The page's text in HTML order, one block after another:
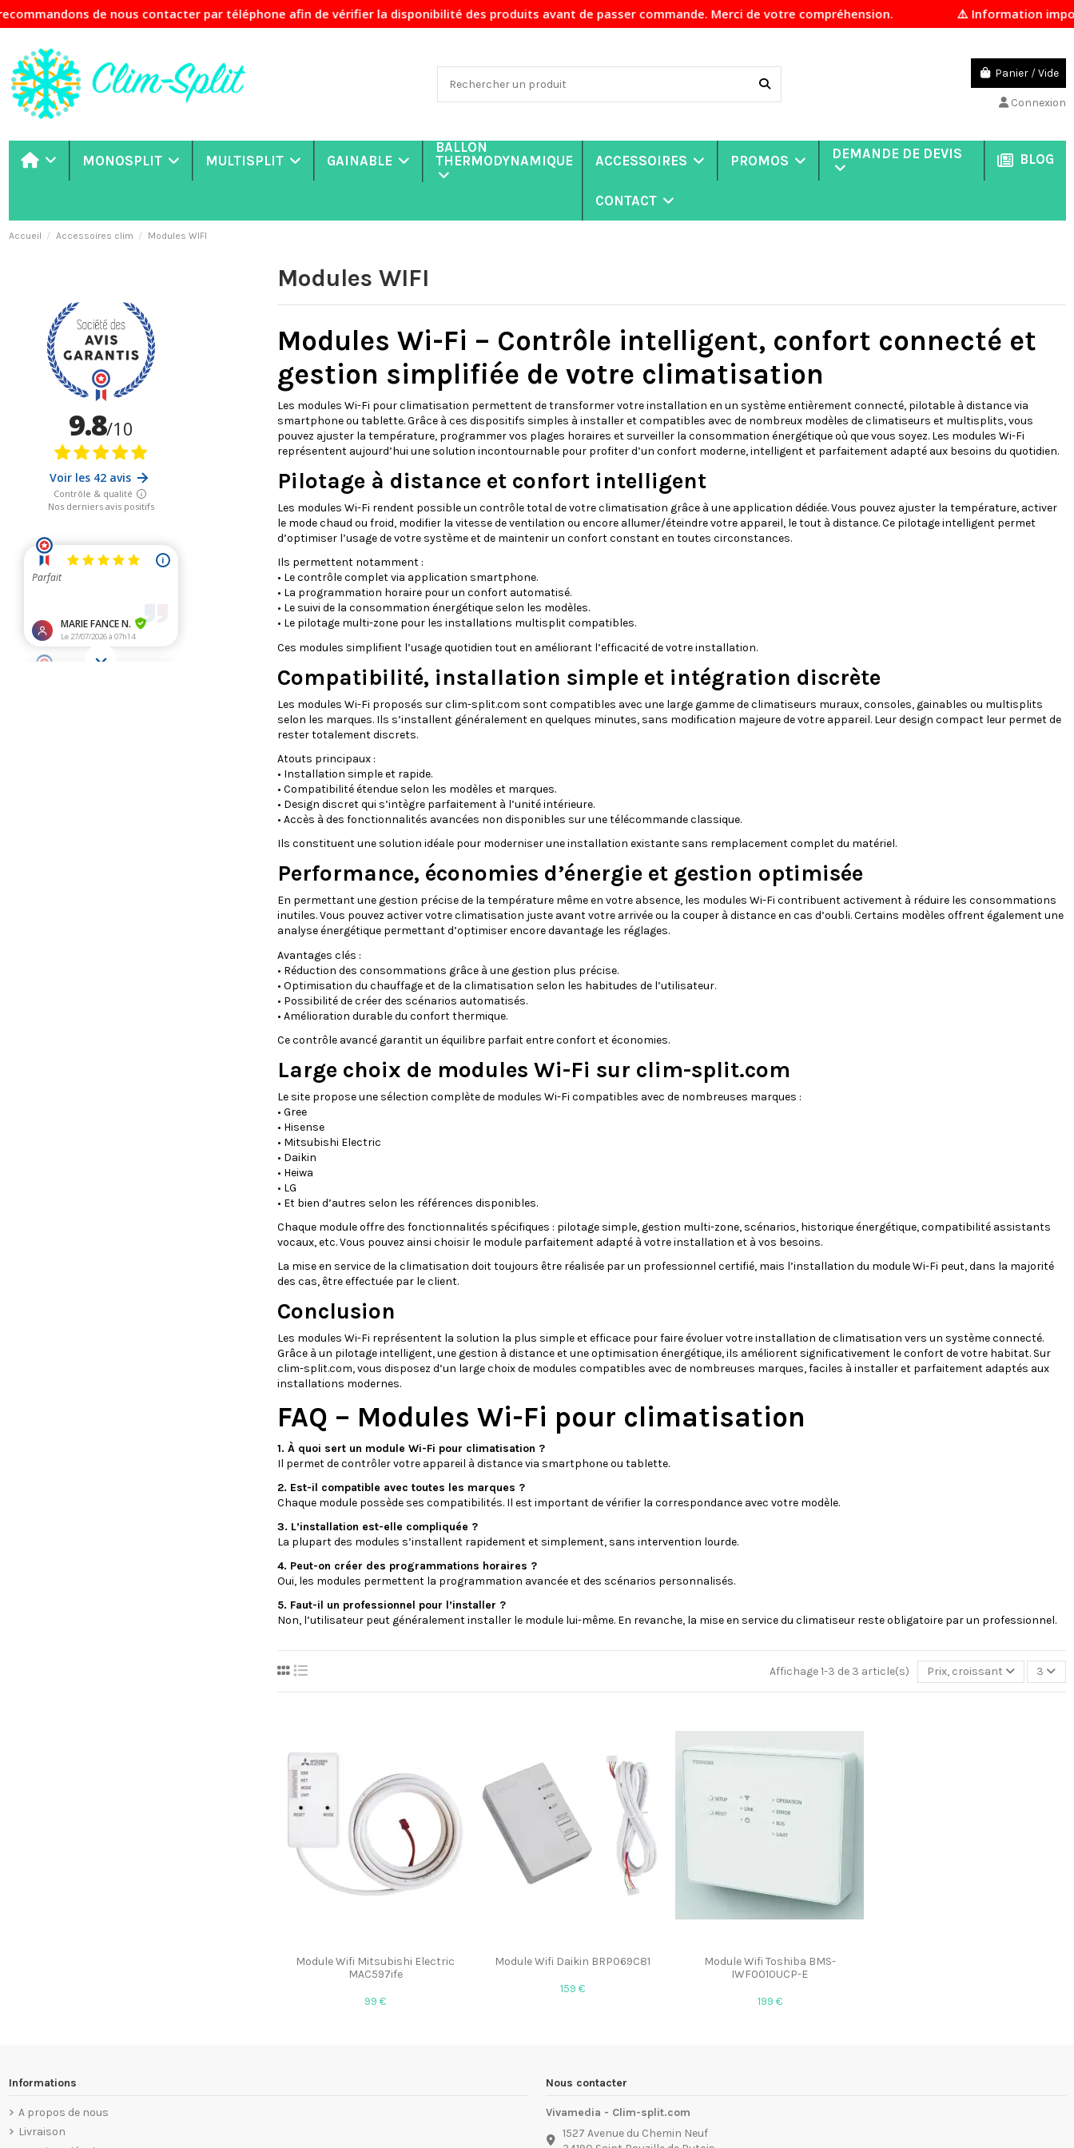
de nous contacter par téléphone afin de vérifier la disponibilité des produits avant de passer commande. Merci de votre compréhension. ⚠️ Information importante
Panier /Vide
Connexion
MONOSPLIT MULTISPLIT GAINABLE
BALLON
THERMODYNAMIQUE
ACCESSOIRES PROMOS DEMANDE DE DEVIS BLOG
CONTACT
Accueil Accessoires clim Modules WIFI
Modules WIFI
Modules Wi-Fi – Contrôle intelligent, confort connecté et
gestion simplifiée de votre climatisation
Les modules Wi-Fi pour climatisation permettent de transformer votre installation en un système entièrement connecté, pilotable à distance via
smartphone ou tablette. Grâce à ces dispositifs simples à installer et compatibles avec de nombreux modèles de climatiseurs et multisplits, vous
pouvez ajuster la température, programmer vos plages horaires et surveiller la consommation énergétique où que vous soyez. Les modules Wi-Fi
représentent aujourd’hui une solution incontournable pour profiter d’un confort moderne, intelligent et parfaitement adapté aux besoins du quotidien.
Pilotage à distance et confort intelligent
Les modules Wi-Fi rendent possible un contrôle total de votre climatisation grâce à une application dédiée. Vous pouvez ajuster la température, activer
le mode chaud ou froid, modifier la vitesse de ventilation ou encore allumer/éteindre votre appareil, le tout à distance. Ce pilotage intelligent permet
d’optimiser l’usage de votre système et de maintenir un confort constant en toutes circonstances.
Ils permettent notamment :
• Le contrôle complet via application smartphone.
• La programmation horaire pour un confort automatisé.
• Le suivi de la consommation énergétique selon les modèles.
• Le pilotage multi-zone pour les installations multisplit compatibles.
Ces modules simplifient l’usage quotidien tout en améliorant l’efficacité de votre installation.
Compatibilité, installation simple et intégration discrète
Les modules Wi-Fi proposés sur clim-split.com sont compatibles avec une large gamme de climatiseurs muraux, consoles, gainables ou multisplits
selon les marques. Ils s’installent généralement en quelques minutes, sans modification majeure de votre appareil. Leur design compact leur permet de
rester totalement discrets.
Atouts principaux :
• Installation simple et rapide.
• Compatibilité étendue selon les modèles et marques.
• Design discret qui s’intègre parfaitement à l’unité intérieure.
• Accès à des fonctionnalités avancées non disponibles sur une télécommande classique.
Ils constituent une solution idéale pour moderniser une installation existante sans remplacement complet du matériel.
Performance, économies d’énergie et gestion optimisée
En permettant une gestion précise de la température même en votre absence, les modules Wi-Fi contribuent activement à réduire les consommations
inutiles. Vous pouvez activer votre climatisation juste avant votre arrivée ou la couper à distance en cas d’oubli. Certains modèles offrent également une
analyse énergétique permettant d’optimiser encore davantage les réglages.
Avantages clés :
• Réduction des consommations grâce à une gestion plus précise.
• Optimisation du chauffage et de la climatisation selon les habitudes de l’utilisateur.
• Possibilité de créer des scénarios automatisés.
• Amélioration durable du confort thermique.
Ce contrôle avancé garantit un équilibre parfait entre confort et économies.
Large choix de modules Wi-Fi sur clim-split.com
Le site propose une sélection complète de modules Wi-Fi compatibles avec de nombreuses marques :
• Gree
• Hisense
• Mitsubishi Electric
• Daikin
• Heiwa
• LG
• Et bien d’autres selon les références disponibles.
Chaque module offre des fonctionnalités spécifiques : pilotage simple, gestion multi-zone, scénarios, historique énergétique, compatibilité assistants
vocaux, etc. Vous pouvez ainsi choisir le module parfaitement adapté à votre installation et à vos besoins.
La mise en service de la climatisation doit toujours être réalisée par un professionnel certifié, mais l’installation du module Wi-Fi peut, dans la majorité
des cas, être effectuée par le client.
Conclusion
Les modules Wi-Fi représentent la solution la plus simple et efficace pour faire évoluer votre installation de climatisation vers un système connecté.
Grâce à un pilotage intelligent, une gestion à distance et une optimisation énergétique, ils améliorent significativement le confort de votre habitat. Sur
clim-split.com, vous disposez d’un large choix de modules compatibles avec de nombreuses marques, faciles à installer et parfaitement adaptés aux
installations modernes.
FAQ – Modules Wi-Fi pour climatisation
1. À quoi sert un module Wi-Fi pour climatisation ?
Il permet de contrôler votre appareil à distance via smartphone ou tablette.
2. Est-il compatible avec toutes les marques ?
Chaque module possède ses compatibilités. Il est important de vérifier la correspondance avec votre modèle.
3. L’installation est-elle compliquée ?
La plupart des modules s’installent rapidement et simplement, sans intervention lourde.
4. Peut-on créer des programmations horaires ?
Oui, les modules permettent la programmation avancée et des scénarios personnalisés.
5. Faut-il un professionnel pour l’installer ?
Non, l’utilisateur peut généralement installer le module lui-même. En revanche, la mise en service du climatiseur reste obligatoire par un professionnel.
Affichage 1-3 de 3 article(s) Prix, croissant 3
Module Wifi Mitsubishi Electric
MAC597ife
99 €
Module Wifi Daikin BRP069C81
159 €
Module Wifi Toshiba BMS-
IWF0010UCP-E
199 €
Informations
A propos de nous
Livraison
Nous contacter
Vivamedia - Clim-split.com
1527 Avenue du Chemin Neuf